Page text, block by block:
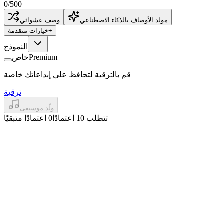
0/500
وصف عشوائي
مولد الأوصاف بالذكاء الاصطناعي
خيارات متقدمة+
النموذج
خاصPremium
قم بالترقية لتحافظ على إبداعاتك خاصة
ترقية
ولّد موسيقى
تتطلب 10 اعتمادًا 0 اعتمادًا متبقيًا